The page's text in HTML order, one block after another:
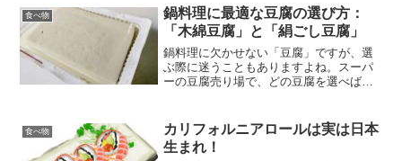
クアウトの予約方法についてご紹介しま
す。びっくりドンキーでは...
食べ物
鍋料理に最適な豆腐の選び方：
「木綿豆腐」と「絹ごし豆腐」
鍋料理に欠かせない「豆腐」ですが、選
ぶ際に迷うこともありますよね。スーパ
ーの豆腐売り場で、どの豆腐を選べばよ
す。様々な鍋料理に適した豆腐の種類
を、具体的な情報と共に詳し...
食べ物
カリフォルニアロールは実は日本
生まれ！